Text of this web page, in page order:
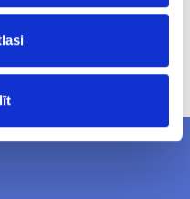
tikt mainītas bez iepriekšēja